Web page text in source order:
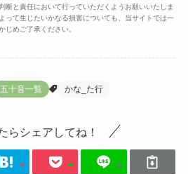
断と責任において行っていただくようお願いいたしま
って生じたいかなる損害についても、当サイトでは一
じめご了承ください。
五十音一覧 かな_た行
らシェアしてね！